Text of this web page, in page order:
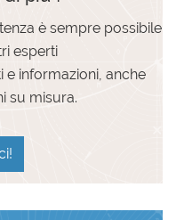
è sempre possibile
esperti
informazioni, anche
su misura.